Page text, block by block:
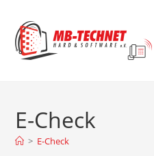
E-Check
> E-Check